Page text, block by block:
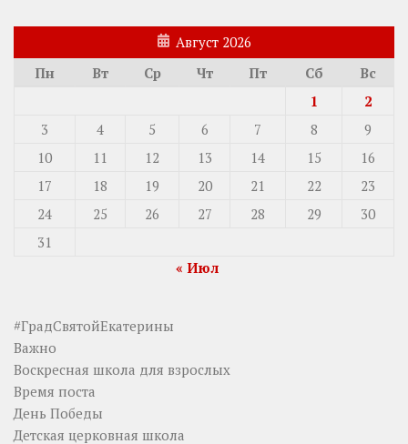
Август 2026
Пн
Вт Ср Чт Пт Сб
Вс
1
2
3
4 5 6 7 8
9
10
11 12 13 14 15
16
17
18 19 20 21 22
23
24
25 26 27 28 29
30
31
« Июл
#ГрадСвятойЕкатерины
Важно
Воскресная школа для взрослых
Время поста
День Победы
Детская церковная школа